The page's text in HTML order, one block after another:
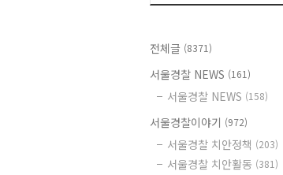
전체글 (8371)
서울경찰 NEWS (161)
서울경찰 NEWS (158)
서울경찰이야기 (972)
서울경찰 치안정책 (203)
서울경찰 치안활동 (381)